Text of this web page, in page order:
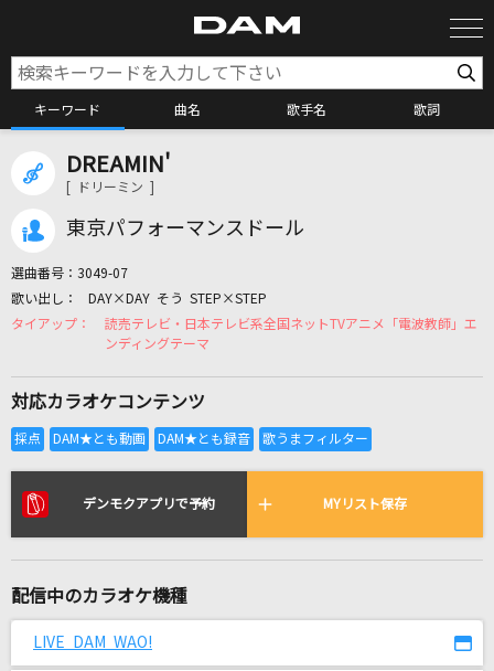
キーワード 曲名 歌手名 歌詞
カラオケリクエスト
全国りれき
リアルタイムで歌われている曲の一覧
a walk in the park
[生音]もう恋なんてしない
DREAMIN'
[ ドリーミン ]
東京パフォーマンスドール
選曲番号： 3049-07
DAY×DAY そう STEP×STEP
読売テレビ・日本テレビ系全国ネットTVアニメ「電波教師」エ
ンディングテーマ
対応カラオケコンテンツ
デンモクアプリで予約 MYリスト保存
配信中のカラオケ機種
LIVE DAM WAO!